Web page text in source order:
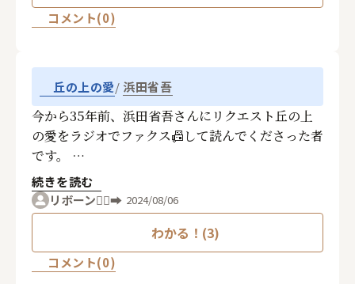
の電話。「ひさしぶり。今帰ってきているんだけど
よかったら会わない？」次の日初めて外で待ち合わ
が
「浜田省吾って知ってる？俺好きな曲があって、丘
の上の愛って曲なんだけど…」と言って歌ってくれ
ました。そしてそのあと「俺ずっと東京でこっちに
は帰ってこないから、待ってなんかいるなよね。」
と言われました。その後会うことはありませんでし
たが今ではものすごく良い思い出です。
コメント(0)
丘の上の愛 浜田省吾
今から35年前、浜田省吾さんにリクエスト丘の上
の愛をラジオでファクス📠して読んでくださった者
です。
8歳年上の男性と結納を交わし、横から私の心❤️を
奪った同級生と丘を駆け降り結婚しました。
そのラジオで浜田省吾さんは『是非幸せになって欲
しいですよね❣️』って言ってくれて、丘の上の愛が
流れ🎵〜ました。
私、今とっても幸せです。学生上がりでお金💰持っ
続きを読む
リボーン🚶‍♂️‍➡️ 2024/08/06
わかる！(3)
コメント(0)